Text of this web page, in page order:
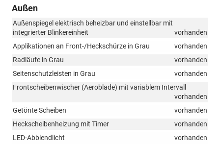
Außen
Außenspiegel elektrisch beheizbar und einstellbar mit
integrierter Blinkereinheit
vorhanden
Applikationen an Front-/Heckschürze in Grau
vorhanden
Radläufe in Grau
vorhanden
Seitenschutzleisten in Grau
vorhanden
Frontscheibenwischer (Aeroblade) mit variablem Intervall
vorhanden
Getönte Scheiben
vorhanden
Heckscheibenheizung mit Timer
vorhanden
LED-Abblendlicht
vorhanden